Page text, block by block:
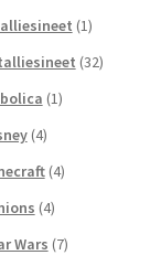
(1)
(32)
(1)
(4)
(4)
(4)
Wars (7)